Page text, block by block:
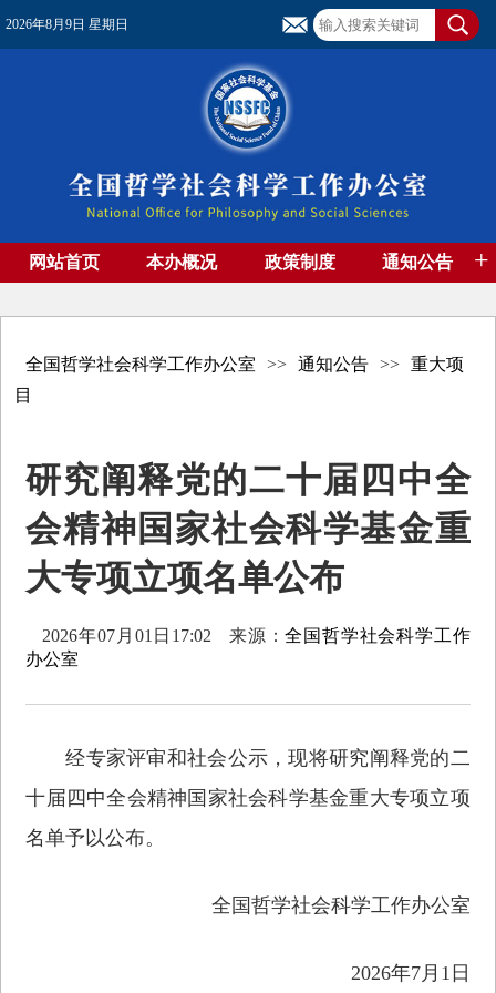
2026年8月9日 星期日
网站首页 本办概况 政策制度 通知公告 +
全国哲学社会科学工作办公室 >> 通知公告 >>
重大项
目
研究阐释党的二十届四中全
会精神国家社会科学基金重
大专项立项名单公布
2026年07月01日17:02 来源：全国哲学社会科学工作
办公室
经专家评审和社会公示，现将研究阐释党的二
十届四中全会精神国家社会科学基金重大专项立项
名单予以公布。
全国哲学社会科学工作办公室
2026年7月1日